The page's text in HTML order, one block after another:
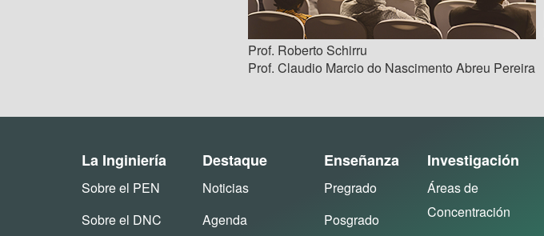
Prof. Roberto Schirru
Prof. Claudio Marcio do Nascimento Abreu Pereira
La Inginiería
Sobre el PEN
Sobre el DNC
Destaque
Noticias
Agenda
Enseñanza
Pregrado
Posgrado
Investigación
Áreas de
Concentración